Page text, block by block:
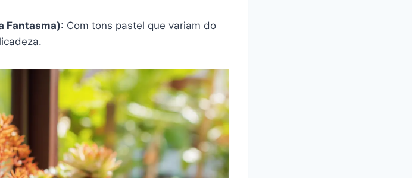
Fantasma): Com tons pastel que variam do